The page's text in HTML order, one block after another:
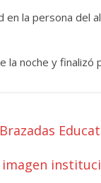
la persona del
la noche y finalizó